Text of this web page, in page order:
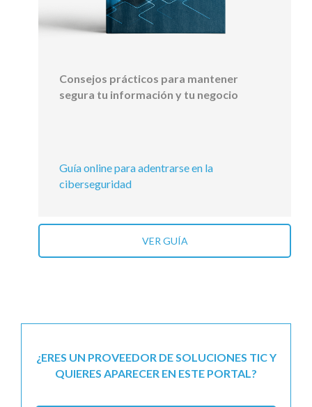
Consejos prácticos para mantener
segura tu información y tu negocio
Guía online para adentrarse en la
ciberseguridad
VER GUÍA
¿ERES UN PROVEEDOR DE SOLUCIONES TIC Y
QUIERES APARECER EN ESTE PORTAL?